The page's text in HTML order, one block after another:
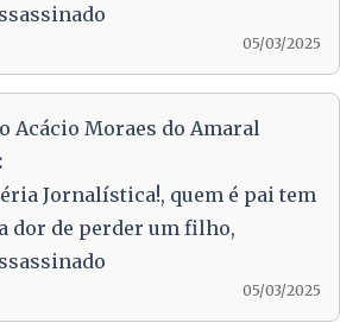
05/03/2025
Acácio Moraes do Amaral
Jornalística!, quem é pai tem
dor de perder um filho,
05/03/2025